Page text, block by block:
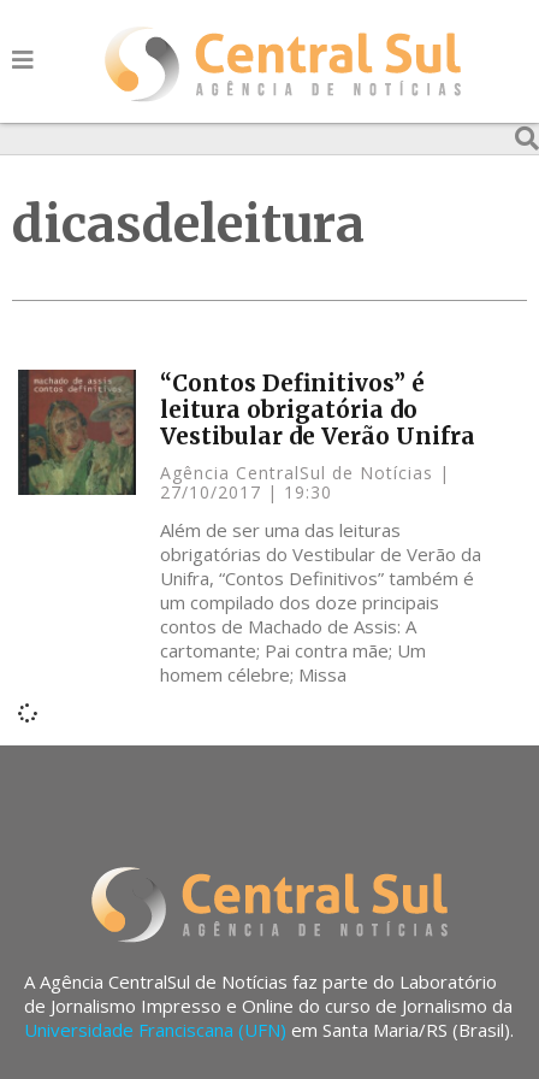
dicasdeleitura
“Contos Definitivos” é
leitura obrigatória do
Vestibular de Verão Unifra
Agência CentralSul de Notícias
27/10/2017
19:30
Além de ser uma das leituras
obrigatórias do Vestibular de Verão da
Unifra, “Contos Definitivos” também é
um compilado dos doze principais
contos de Machado de Assis: A
cartomante; Pai contra mãe; Um
homem célebre; Missa
A Agência CentralSul de Notícias faz parte do Laboratório
de Jornalismo Impresso e Online do curso de Jornalismo da
Universidade Franciscana (UFN) em Santa Maria/RS (Brasil).